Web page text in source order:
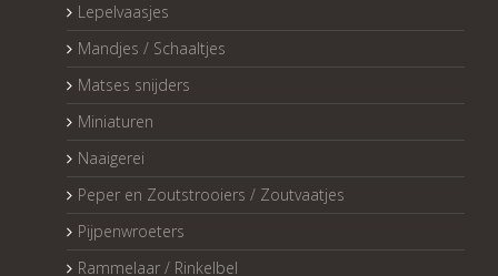
Lepelvaasjes
Mandjes / Schaaltjes
Matses snijders
Miniaturen
Naaigerei
Peper en Zoutstrooiers / Zoutvaatjes
Pijpenwroeters
Rammelaar / Rinkelbel